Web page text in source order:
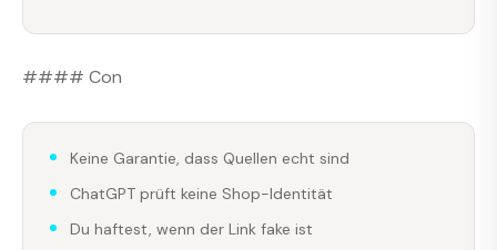
#### Con
Keine Garantie, dass Quellen echt sind
ChatGPT prüft keine Shop-Identität
Du haftest, wenn der Link fake ist